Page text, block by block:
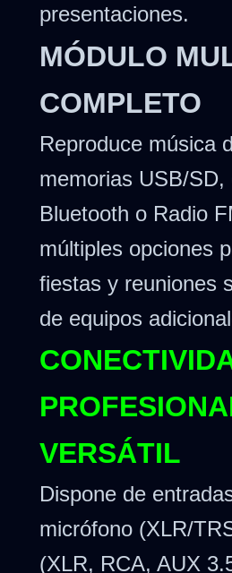
presentaciones.
MÓDULO
COMPLETO
Reproduce música
memorias USB/SD,
Bluetooth o Radio
múltiples opciones
fiestas y reuniones
de equipos
VERSÁTIL
Dispone de
micrófono (XLR/
(XLR, RCA, AUX